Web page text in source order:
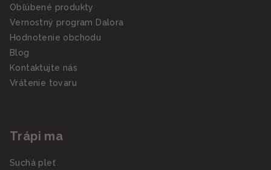
Obľúbené produkty
Vernostný program Dalora
Hodnotenie obchodu
Blog
Kontaktujte nás
Vrátenie tovaru
Trápi ma
Suchá pleť